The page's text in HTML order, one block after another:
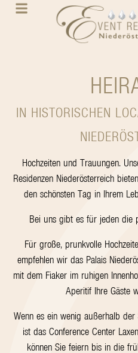
IN HISTORISCHEN
Hochzeiten und Trauungen.
Residenzen Niederösterreich
den schönsten Tag in Ihrem
Bei uns gibt es für jeden die
Für große, prunkvolle
empfehlen wir das Palais
mit dem Fiaker im ruhigen
Aperitif Ihre Gäste
Wenn es ein wenig außerhalb
ist das Conference Center
können Sie feiern bis in die